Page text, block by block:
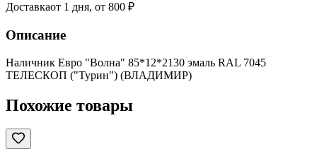
Доставкаот 1 дня, от 800 ₽
Описание
Наличник Евро "Волна" 85*12*2130 эмаль RAL 7045
ТЕЛЕСКОП ("Турин") (ВЛАДИМИР)
Похожие товары